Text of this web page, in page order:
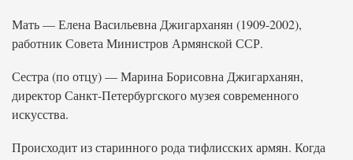
Мать — Елена Васильевна Джигарханян (1909-2002),
работник Совета Министров Армянской ССР.
Сестра (по отцу) — Марина Борисовна Джигарханян,
директор Санкт-Петербургского музея современного
искусства.
Происходит из старинного рода тифлисских армян. Когда